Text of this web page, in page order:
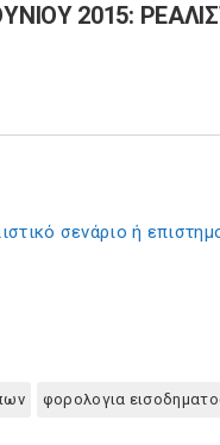
2015:
σενάριο ή
φορολογια